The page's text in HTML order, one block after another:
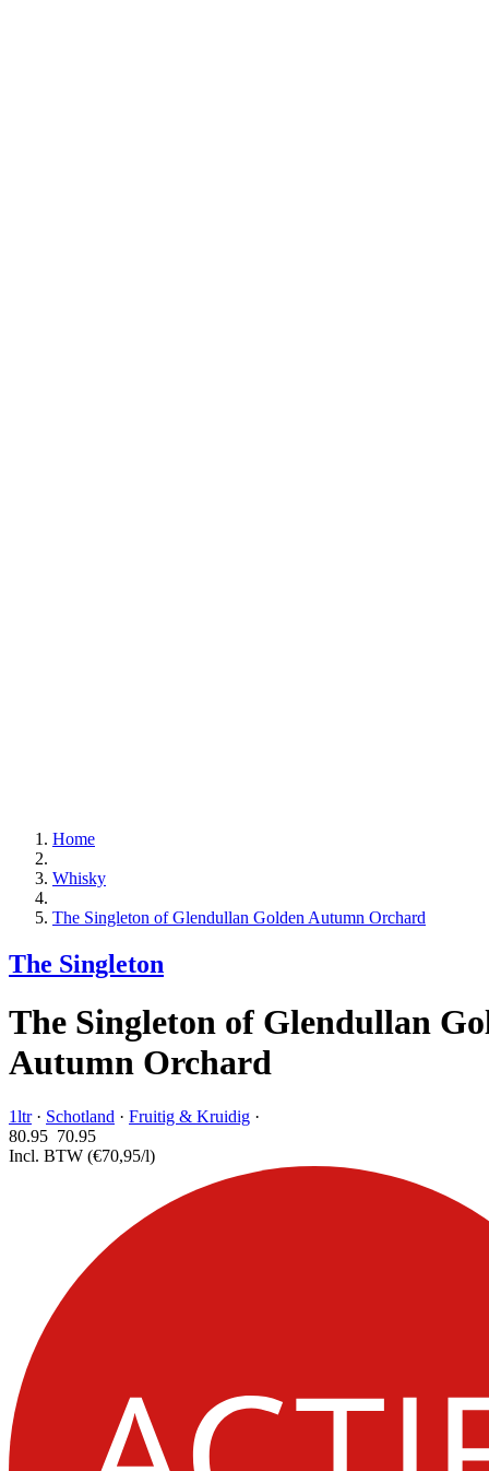
Home
Whisky
The Singleton of Glendullan Golden Autumn Orchard
The Singleton
The Singleton of Glendullan
Autumn Orchard
1ltr· Schotland · Fruitig & Kruidig ·
80.95 70.95
Incl. BTW (€70,95/l)